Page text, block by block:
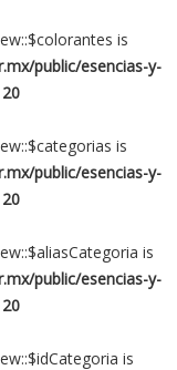
is
public/esencias-y-
20
is
public/esencias-y-
20
is
public/esencias-y-
20
is